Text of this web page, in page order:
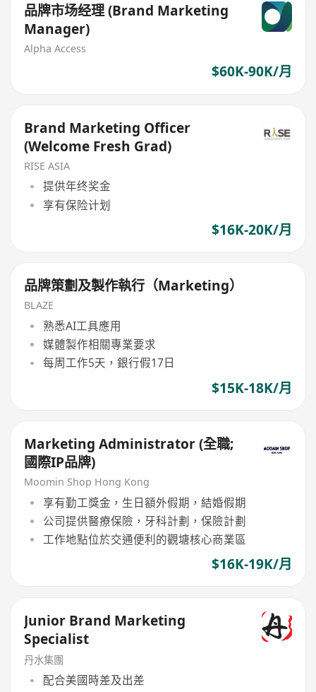
品牌市场经理 (Brand Marketing
Manager)
Alpha Access
$60K-90K/月
Brand Marketing Officer
(Welcome Fresh Grad)
RISE ASIA
提供年终奖金
享有保险计划
$16K-20K/月
品牌策劃及製作執行（Marketing）
BLAZE
熟悉AI工具應用
媒體製作相關專業要求
每周工作5天，銀行假17日
$15K-18K/月
Marketing Administrator (全職;
國際IP品牌)
Moomin Shop Hong Kong
享有勤工獎金，生日額外假期，結婚假期
公司提供醫療保險，牙科計劃，保險計劃
工作地點位於交通便利的觀塘核心商業區
$16K-19K/月
Junior Brand Marketing
Specialist
丹水集團
配合美國時差及出差